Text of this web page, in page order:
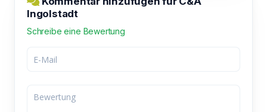
Ingolstadt
Schreibe eine Bewertung